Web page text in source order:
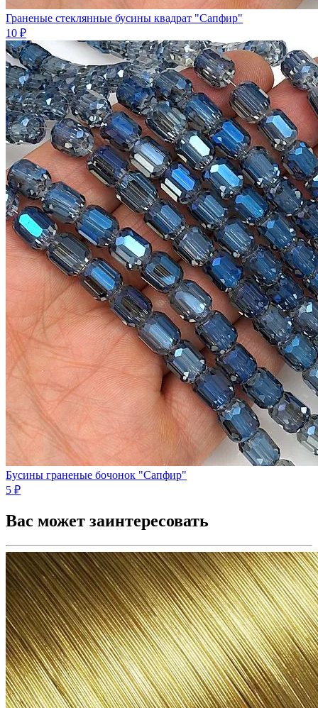
Граненые стеклянные бусины квадрат "Сапфир"
10 ₽
Бусины граненые бочонок "Сапфир"
5 ₽
Вас может заинтересовать